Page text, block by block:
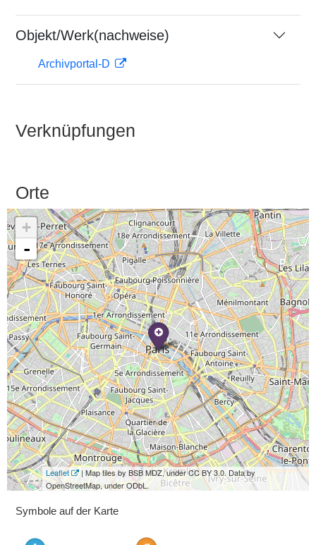
Objekt/Werk(nachweise)
Archivportal-D
Verknüpfungen
Orte
+
-
Leaflet
| Map tiles by BSB MDZ, under CC BY 3.0. Data by
OpenStreetMap, under ODbL.
Symbole auf der Karte